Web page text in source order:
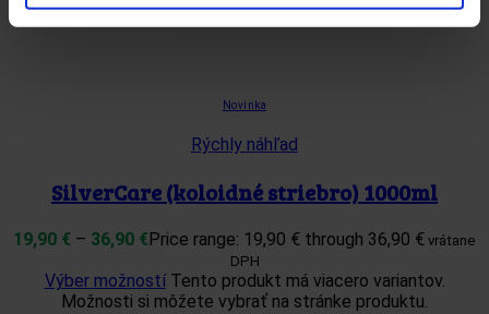
Možnosti si môžete vybrať na stránke produktu.
Novinka
Rýchly náhľad
SilverCare (koloidné striebro) 1000ml
19,90 € – 36,90 €Price range: 19,90 € through 36,90 € vrátane
DPH
Výber možností Tento produkt má viacero variantov.
Možnosti si môžete vybrať na stránke produktu.